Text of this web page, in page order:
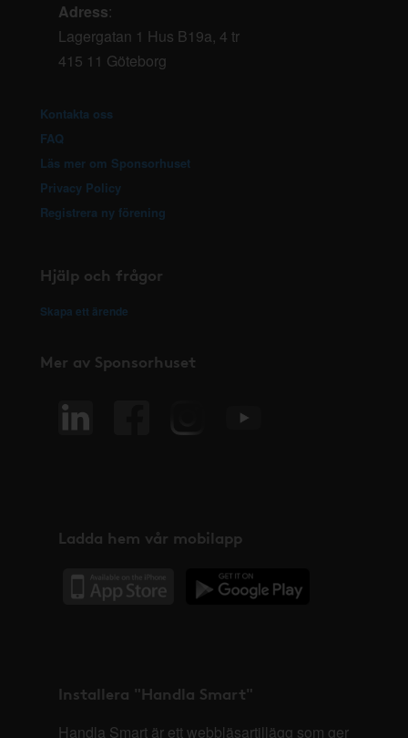
Adress:
Lagergatan 1 Hus B19a, 4 tr
415 11 Göteborg
Kontakta oss
FAQ
Läs mer om Sponsorhuset
Privacy Policy
Registrera ny förening
Hjälp och frågor
Skapa ett ärende
Mer av Sponsorhuset
Ladda hem vår mobilapp
Installera "Handla Smart"
Handla Smart är ett webbläsartillägg som ger